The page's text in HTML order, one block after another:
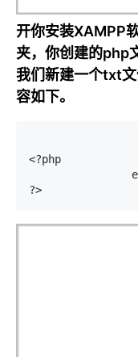
开你安装XAMPP
夹，你创建的php
我们新建一个txt文
容如下。
<?php